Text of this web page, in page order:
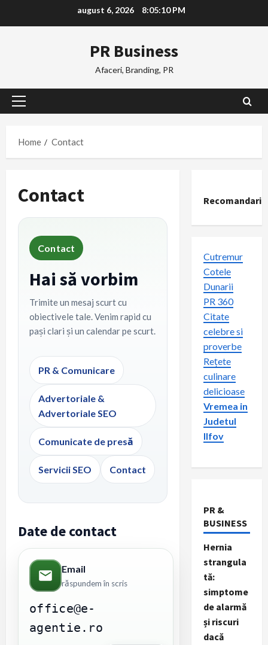
august 6, 2026 8:05:11 PM
PR Business
Afaceri, Branding, PR
Primary
Home
Contact
Contact
Contact
Hai să vorbim
Trimite un mesaj scurt cu
obiectivele tale. Venim rapid cu
pași clari și un calendar pe scurt.
PR & Comunicare
Advertoriale &
Advertoriale SEO
Comunicate de presă
Servicii SEO Contact
Date de contact
Email
răspundem în scris
office@e-
agentie.ro
Recomandari
Cutremur
Cotele
Dunarii
PR 360
Citate
celebre si
proverbe
Rețete
culinare
delicioase
Vremea in
Judetul
Ilfov
PR &
BUSINESS
Hernia
strangula
tă:
simptome
de alarmă
și riscuri
dacă